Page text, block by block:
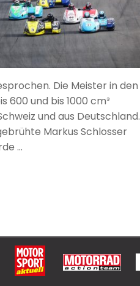
Die Meister in den
600 und bis 1000 cm³
und aus Deutschland.
Markus Schlosser
…